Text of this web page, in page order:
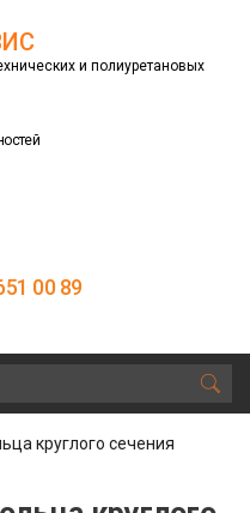
и полиуретановых
00 89
круглого сечения